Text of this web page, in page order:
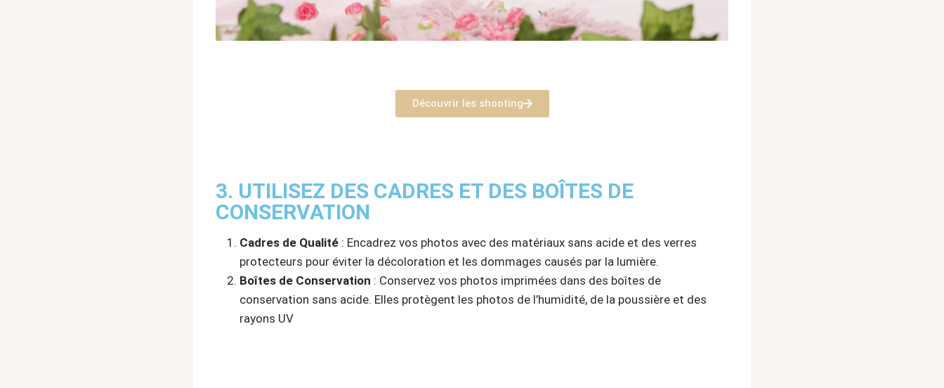
Découvrir les shooting
3. UTILISEZ DES CADRES ET DES BOÎTES DE
CONSERVATION
Cadres de Qualité : Encadrez vos photos avec des matériaux sans acide et des verres
protecteurs pour éviter la décoloration et les dommages causés par la lumière.
Boîtes de Conservation : Conservez vos photos imprimées dans des boîtes de
conservation sans acide. Elles protègent les photos de l’humidité, de la poussière et des
rayons UV